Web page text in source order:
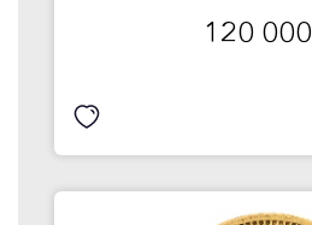
120 000